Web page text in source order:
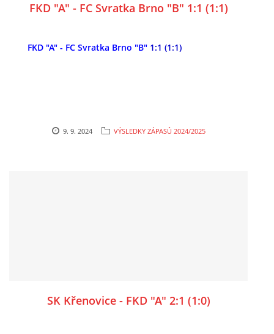
FKD "A" - FC Svratka Brno "B" 1:1 (1:1)
FKD "A" - FC Svratka Brno "B" 1:1 (1:1)
9. 9. 2024 VÝSLEDKY ZÁPASŮ 2024/2025
SK Křenovice - FKD "A" 2:1 (1:0)